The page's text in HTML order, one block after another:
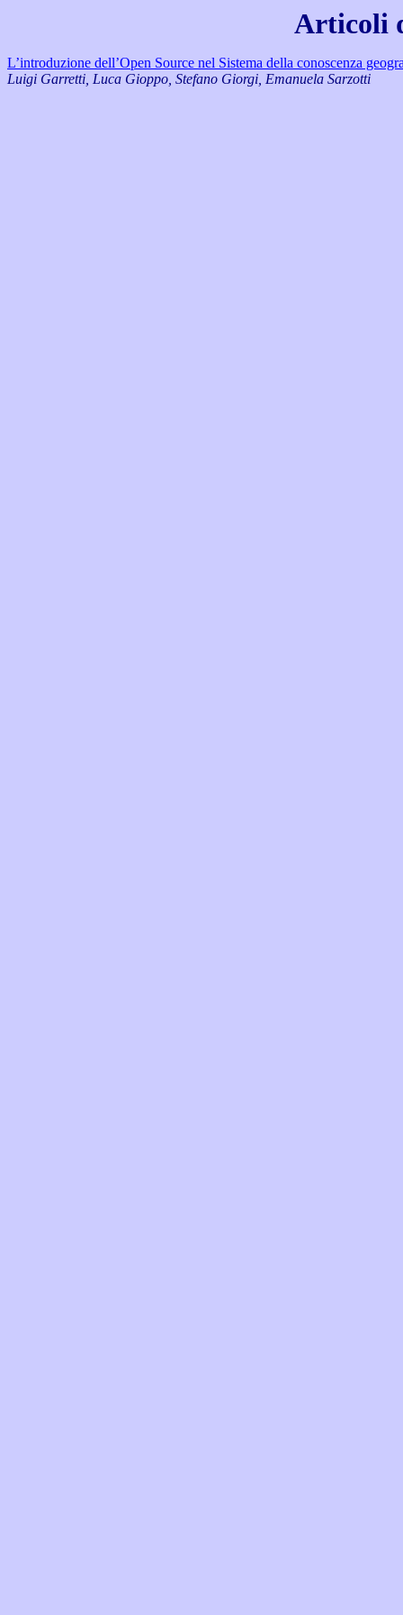
Articoli
L’introduzione dell’Open Source nel Sistema della conoscenza
Luigi Garretti, Luca Gioppo, Stefano Giorgi, Emanuela Sarzotti